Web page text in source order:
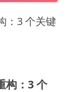
：3 个关键
构：3 个